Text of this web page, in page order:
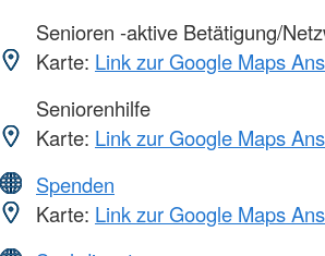
Senioren -aktive Betätigung/
Karte: Link zur Google Maps
Seniorenhilfe
Karte: Link zur Google Maps
Spenden
Karte: Link zur Google Maps